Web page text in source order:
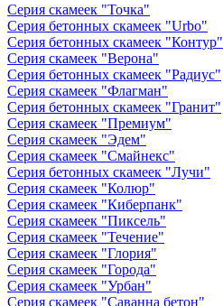
Серия скамеек "Точка"
Серия бетонных скамеек "Urbo"
Серия бетонных скамеек "Контур"
Серия скамеек "Верона"
Серия бетонных скамеек "Радиус"
Серия скамеек "Флагман"
Серия бетонных скамеек "Гранит"
Серия скамеек "Премиум"
Серия скамеек "Эдем"
Серия скамеек "Смайнекс"
Серия бетонных скамеек "Лучи"
Серия скамеек "Колюр"
Серия скамеек "Киберпанк"
Серия скамеек "Пиксель"
Серия скамеек "Течение"
Серия скамеек "Глория"
Серия скамеек "Города"
Серия скамеек "Урбан"
Серия скамеек "Саванна бетон"